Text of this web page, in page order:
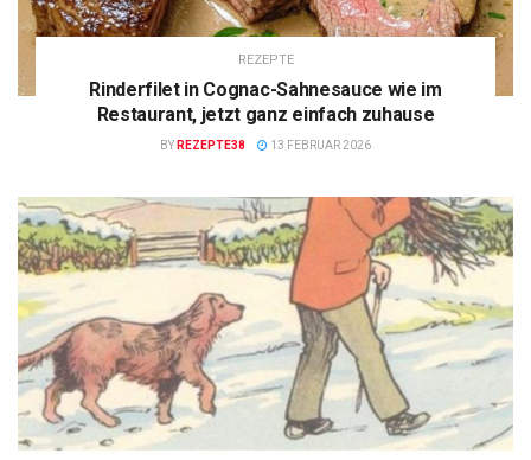
REZEPTE
Rinderfilet in Cognac-Sahnesauce wie im
Restaurant, jetzt ganz einfach zuhause
BY REZEPTE38 13 FEBRUAR 2026